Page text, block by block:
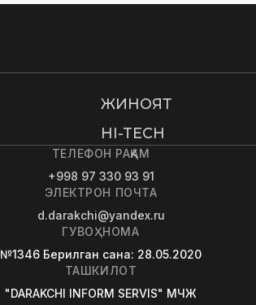
ЖИНОЯТ
HI-TECH
ТЕЛЕФОН РАҚАМ
+998 97 330 93 91
ЭЛЕКТРОН ПОЧТА
d.darakchi@yandex.ru
ГУВОҲНОМА
№1346 Берилган сана: 28.05.2020
ТАШКИЛОТ
"DARAKCHI INFORM SERVIS" МЧЖ